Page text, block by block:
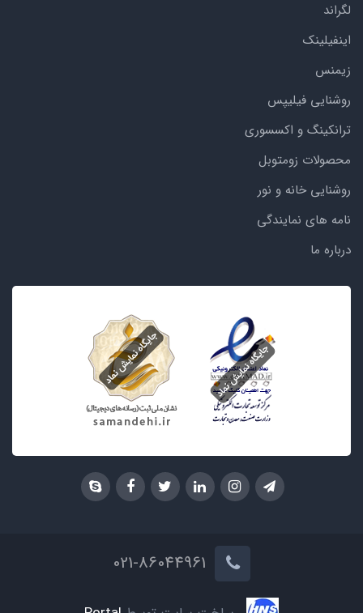
لگراند
اینفیلینک
زیمنس
روشنایی فیلیپس
ترانکینگ و اکسسوری
محصولات زومتوبل
روشنایی خانه و نور
نامه های نمایندگی
درباره ما